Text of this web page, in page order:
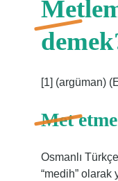
[1] (argüman)
Met
Osmanlı
“medih” olarak